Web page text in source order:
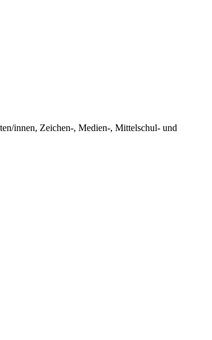
innen, Zeichen-, Medien-, Mittelschul- und